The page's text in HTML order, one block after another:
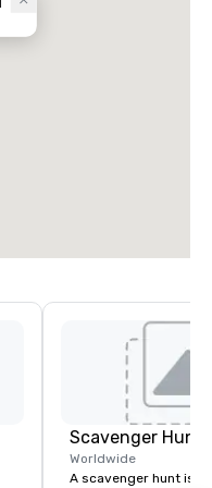
Scavenger Hunt
Worldwide
A scavenger hunt is a